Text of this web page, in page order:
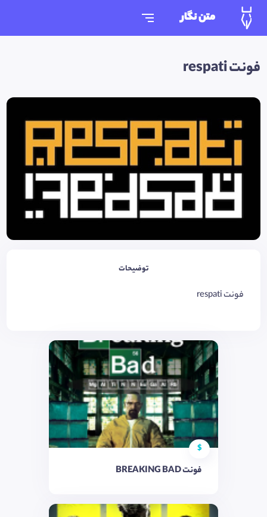
متن نگار
فونت respati
توضیحات
فونت respati
$
فونت BREAKING BAD